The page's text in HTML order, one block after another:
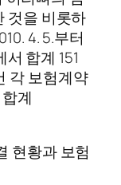
것을 비롯하
4. 5.부터
합계 151
각 보험계약
계
현황과 보험